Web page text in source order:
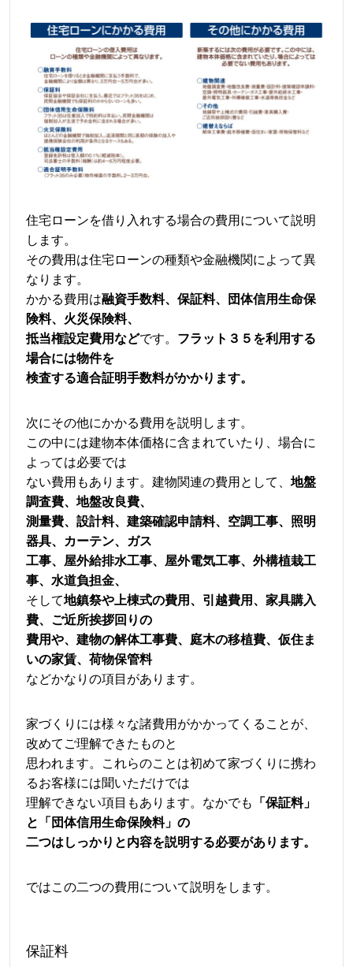
住宅ローンを借り入れする場合の費用について説明
します。
その費用は住宅ローンの種類や金融機関によって異
なります。
かかる費用は融資手数料、保証料、団体信用生命保
険料、火災保険料、
抵当権設定費用などです。 フラット３５を利用する
場合には物件を
検査する適合証明手数料がかかります。
次にその他にかかる費用を説明します。
この中には建物本体価格に含まれていたり、場合に
よっては必要では
ない費用もあります。建物関連の費用として、 地盤
調査費、地盤改良費、
測量費、設計料、建築確認申請料、空調工事、照明
器具、カーテン、
ガス
工事、屋外給排水工事、屋外電気工事、外構植栽工
事、水道負担金、
そして地鎮祭や上棟式の費用、引越費用、家具購入
費、ご近所挨拶回りの
費用や、建物の解体工事費、庭木の移植費、仮住ま
いの家賃、荷物保管料
などかなりの項目があります。
家づくりには様々な諸費用がかかってくることが、
改めてご理解できたものと
思われます。これらのことは初めて家づくりに携わ
るお客様には聞いただけでは
理解できない項目もあります。なかでも
「保証料」
と「団体信用生命保険料」の
二つはしっかりと内容を説明する必要があります。
ではこの二つの費用について説明をします。
保証料